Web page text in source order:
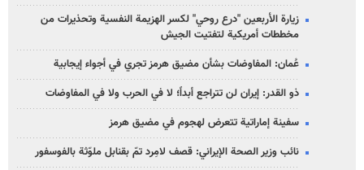
زيارة الأربعين "درع روحي" لكسر الهزيمة النفسية وتحذيرات من
مخططات أمريكية لتفتيت الجيش
عُمان: المفاوضات بشأن مضيق هرمز تجري في أجواء إيجابية
ذو القدر: إيران لن تتراجع أبداً؛ لا في الحرب ولا في المفاوضات
سفينة إماراتية تتعرض لهجوم في مضيق هرمز
نائب وزير الصحة الإيراني: قصف لامِرد تمّ بقنابل ملوّثة بالفوسفور